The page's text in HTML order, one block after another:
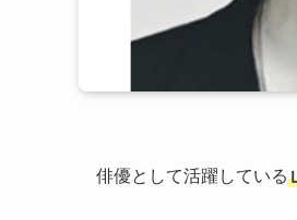
俳優として活躍している